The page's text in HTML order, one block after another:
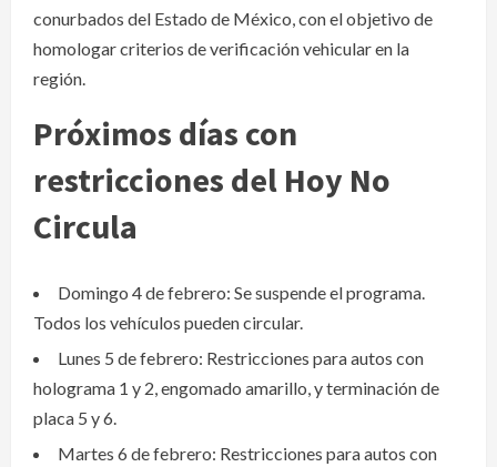
conurbados del Estado de México, con el objetivo de
homologar criterios de verificación vehicular en la
región.
Próximos días con
restricciones del Hoy No
Circula
Domingo 4 de febrero: Se suspende el programa.
Todos los vehículos pueden circular.
Lunes 5 de febrero: Restricciones para autos con
holograma 1 y 2, engomado amarillo, y terminación de
placa 5 y 6.
Martes 6 de febrero: Restricciones para autos con